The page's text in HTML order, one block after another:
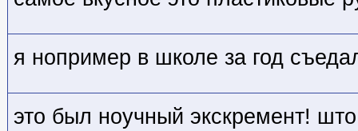
я нопример в школе за год
это был ноучный экскремент!